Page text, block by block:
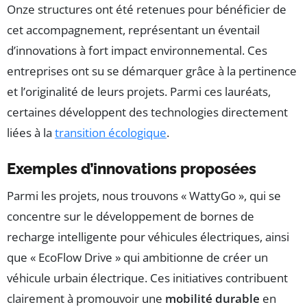
Onze structures ont été retenues pour bénéficier de
cet accompagnement, représentant un éventail
d’innovations à fort impact environnemental. Ces
entreprises ont su se démarquer grâce à la pertinence
et l’originalité de leurs projets. Parmi ces lauréats,
certaines développent des technologies directement
liées à la transition écologique.
Exemples d’innovations proposées
Parmi les projets, nous trouvons « WattyGo », qui se
concentre sur le développement de bornes de
recharge intelligente pour véhicules électriques, ainsi
que « EcoFlow Drive » qui ambitionne de créer un
véhicule urbain électrique. Ces initiatives contribuent
clairement à promouvoir une mobilité durable en